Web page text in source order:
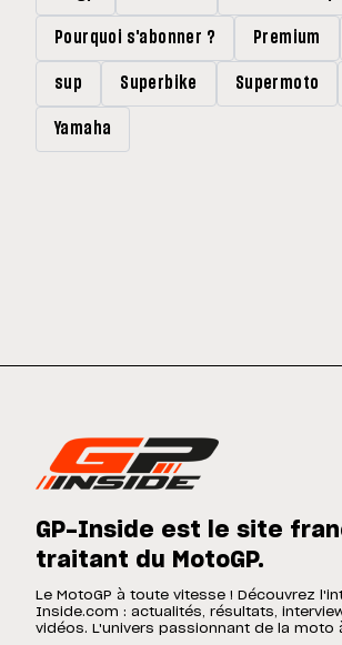
Pourquoi s'abonner ? Premium
sup Superbike Supermoto
Yamaha
GP-Inside est le site
traitant du MotoGP.
Le MotoGP à toute vitesse ! Découvrez
Inside.com : actualités, résultats,
vidéos. L'univers passionnant de la moto